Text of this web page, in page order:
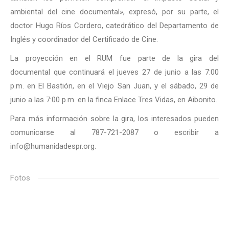
ambiental del cine documental», expresó, por su parte, el
doctor Hugo Ríos Cordero, catedrático del Departamento de
Inglés y coordinador del Certificado de Cine.
La proyección en el RUM fue parte de la gira del
documental que continuará el jueves 27 de junio a las 7:00
p.m. en El Bastión, en el Viejo San Juan, y el sábado, 29 de
junio a las 7:00 p.m. en la finca Enlace Tres Vidas, en Aibonito.
Para más información sobre la gira, los interesados pueden
comunicarse al 787-721-2087 o escribir a
info@humanidadespr.org.
Fotos